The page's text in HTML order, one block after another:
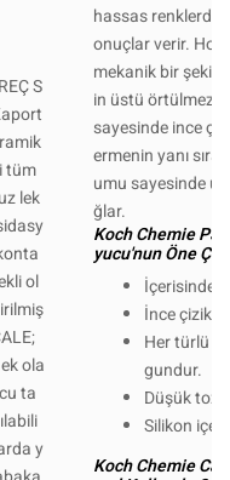
S
tüm
lek
ol
ola
ta
y
hassas renklerde
onuçlar verir.
mekanik bir
in üstü örtülmez.
sayesinde ince
ermenin yanı
umu sayesinde
ğlar.
Koch Chemie
yucu'nun Öne
İçerisinde
İnce
Her türlü
gundur.
Düşük toz
Silikon
Koch Chemie